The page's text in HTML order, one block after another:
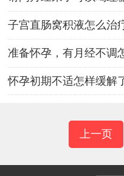
子宫直肠窝积液怎么治
准备怀孕，有月经不调
怀孕初期不适怎样缓解
上一页